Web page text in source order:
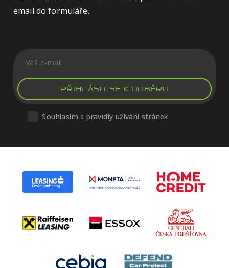
email do formuláře.
PŘIHLÁSIT SE K ODBĚRU
Souhlasím s pravidly užívání stránek